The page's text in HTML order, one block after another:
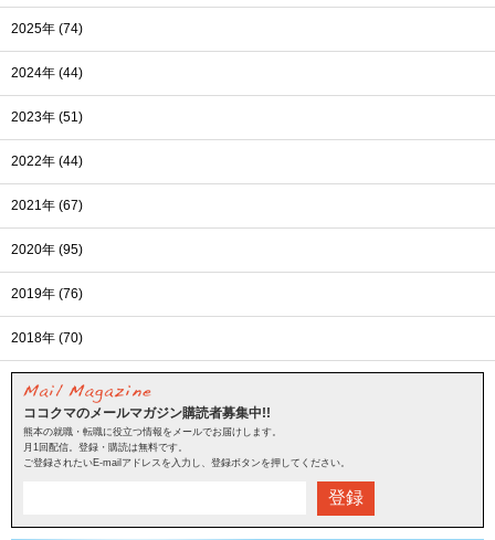
2025年 (74)
2024年 (44)
2023年 (51)
2022年 (44)
2021年 (67)
2020年 (95)
2019年 (76)
2018年 (70)
ココクマのメールマガジン購読者募集中!!
熊本の就職・転職に役立つ情報をメールでお届けします。
月1回配信。登録・購読は無料です。
ご登録されたいE-mailアドレスを入力し、登録ボタンを押してください。
登録